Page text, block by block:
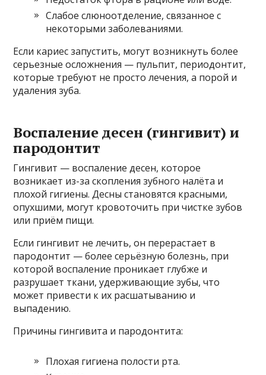
Слабое слюноотделение, связанное с
некоторыми заболеваниями.
Если кариес запустить, могут возникнуть более
серьезные осложнения — пульпит, периодонтит,
которые требуют не просто лечения, а порой и
удаления зуба.
Воспаление десен (гингивит) и
пародонтит
Гингивит — воспаление десен, которое
возникает из-за скопления зубного налёта и
плохой гигиены. Десны становятся красными,
опухшими, могут кровоточить при чистке зубов
или приём пищи.
Если гингивит не лечить, он перерастает в
пародонтит — более серьёзную болезнь, при
которой воспаление проникает глубже и
разрушает ткани, удерживающие зубы, что
может привести к их расшатыванию и
выпадению.
Причины гингивита и пародонтита:
Плохая гигиена полости рта.